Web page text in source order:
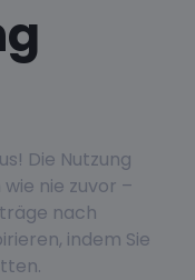
Die Nutzung
nie zuvor –
nach
indem Sie